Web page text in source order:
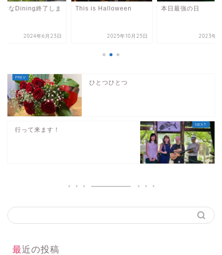
すなDining終了しま
2024年6月23日
This is Halloween
2025年10月25日
本日最強の日
2023年8
ひとつひとつ
行って来ます！
最近の投稿